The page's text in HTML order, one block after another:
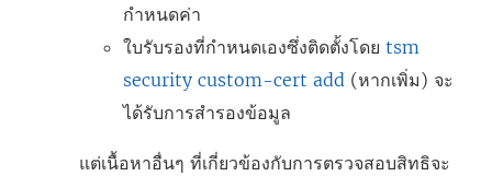
กำหนดค่า
ใบรับรองที่กำหนดเองซึ่งติดตั้งโดย tsm
security custom-cert add (หากเพิ่ม) จะ
ได้รับการสำรองข้อมูล
แต่เนื้อหาอื่นๆ ที่เกี่ยวข้องกับการตรวจสอบสิทธิจะ